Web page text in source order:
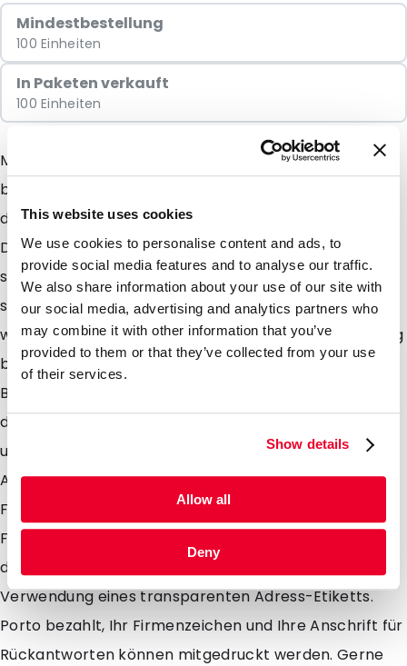
This website uses cookies
We use cookies to personalise content and ads, to
provide social media features and to analyse our traffic.
We also share information about your use of our site with
our social media, advertising and analytics partners who
may combine it with other information that you’ve
provided to them or that they’ve collected from your use
of their services.
Show details
Allow all
Deny
Mindestbestellung
100 Einheiten
In Paketen verkauft
100 Einheiten
Mit dem Snazzybag erzielen Sie immer das denkbar
beste Ergebnis. Diese auffällige Verpackung sorgt
dafür, dass Ihre Sendung immer zuerst geöffnet wird.
Der Inhalt der Verpackung erhält eine sympathische,
spannende und attraktive Ausstrahlung. Und das wirkt
sich natürlich positiv auf die Resonanz aus! Erst recht,
wenn Sie die Mailbags auch noch ein- oder mehrfarbig
bedrucken lassen. Die Möglichkeit einer einfarbigen
Bedruckung ist bereit ab 500 Stück möglich. Neu ist
das Format Notarumschlag (DIN A4 Längs gefaltet)
und zusammen mit den bestehenden Formaten DIN
A4, DIN A5, DIN A6 und den rechteckigen und kleinen
Formaten findet sich also immer ein geeignetes
Format. Sie können die resonanzerhöhende Wirkung
der Mailbags zusätzlich noch verstärken durch
Verwendung eines transparenten Adress-Etiketts.
Porto bezahlt, Ihr Firmenzeichen und Ihre Anschrift für
Rückantworten können mitgedruckt werden. Gerne